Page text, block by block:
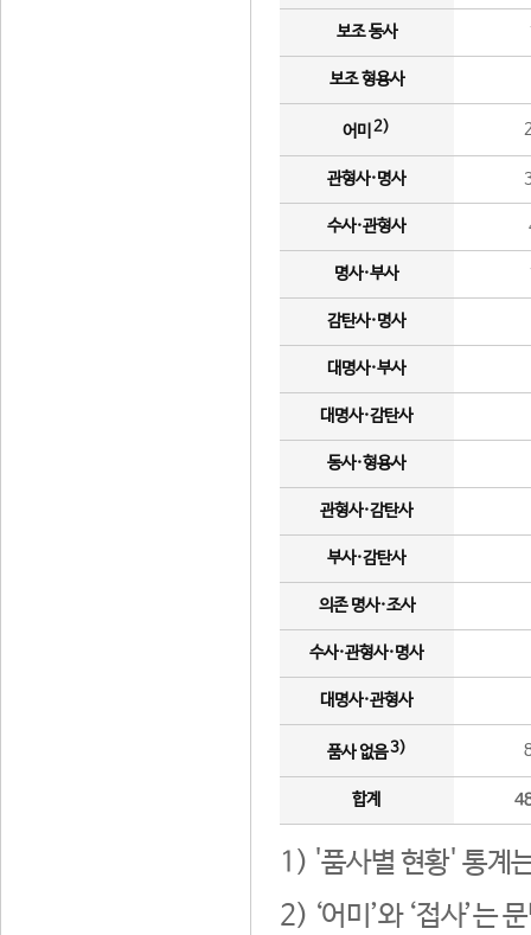
보조 동사
보조 형용사
어미 2)
관형사·명사
수사·관형사
명사·부사
감탄사·명사
대명사·부사
대명사·감탄사
동사·형용사
관형사·감탄사
부사·감탄사
의존 명사·조사
수사·관형사·명사
대명사·관형사
품사 없음3)
합계
1) '품사별 현황' 통계
2) ‘어미’와 ‘접사’는